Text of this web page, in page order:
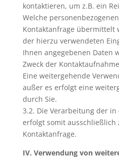
kontaktieren, um z.B. ein
Welche
Kontaktanfrage übermittelt
der hierzu verwendeten
Ihnen angegebenen Daten
Zweck der
Eine weitergehende
außer es erfolgt eine
durch Sie.
3.2. Die Verarbeitung der
erfolgt somit
Kontaktanfrage.
IV. Verwendung von